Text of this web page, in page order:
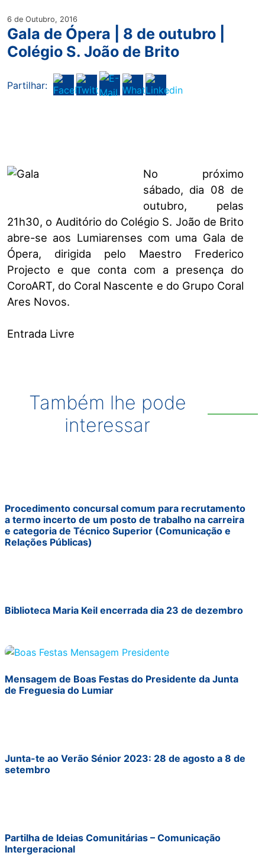
6 de Outubro, 2016
Gala de Ópera | 8 de outubro |
Colégio S. João de Brito
Partilhar:
No próximo
sábado, dia 08 de
outubro, pelas
21h30, o Auditório do Colégio S. João de Brito
abre-se aos Lumiarenses com uma Gala de
Ópera, dirigida pelo Maestro Frederico
Projecto e que conta com a presença do
CoroART, do Coral Nascente e do Grupo Coral
Ares Novos.
Entrada Livre
Também lhe pode
interessar
Procedimento concursal comum para recrutamento
a termo incerto de um posto de trabalho na carreira
e categoria de Técnico Superior (Comunicação e
Relações Públicas)
Biblioteca Maria Keil encerrada dia 23 de dezembro
Mensagem de Boas Festas do Presidente da Junta
de Freguesia do Lumiar
Junta-te ao Verão Sénior 2023: 28 de agosto a 8 de
setembro
Partilha de Ideias Comunitárias – Comunicação
Intergeracional